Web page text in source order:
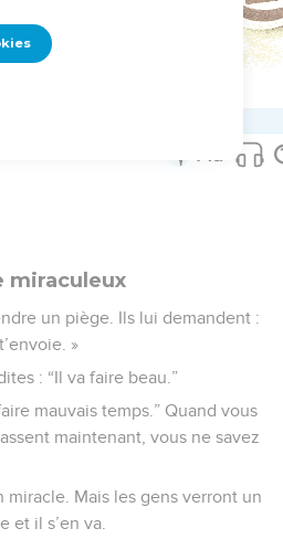
de Magadan.
rendez-vous sur www.editionsbiblio.fr
miraculeux
un piège. Ils lui demandent :
»
: “Il va faire beau.”
mauvais temps.” Quand vous
maintenant, vous ne savez
miracle. Mais les gens verront un
et il s’en va.